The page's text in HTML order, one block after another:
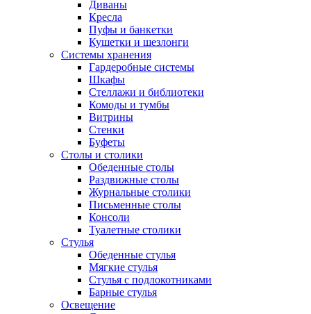
Диваны
Кресла
Пуфы и банкетки
Кушетки и шезлонги
Системы хранения
Гардеробные системы
Шкафы
Стеллажи и библиотеки
Комоды и тумбы
Витрины
Стенки
Буфеты
Столы и столики
Обеденные столы
Раздвижные столы
Журнальные столики
Письменные столы
Консоли
Туалетные столики
Стулья
Обеденные стулья
Мягкие стулья
Стулья с подлокотниками
Барные стулья
Освещение